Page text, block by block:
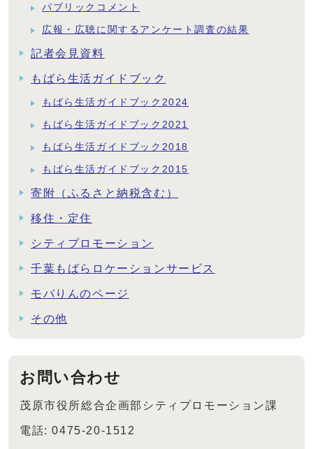
パブリックコメント
広報・広聴に関するアンケート調査の結果
記者会見資料
もばら生活ガイドブック
もばら生活ガイドブック2024
もばら生活ガイドブック2021
もばら生活ガイドブック2018
もばら生活ガイドブック2015
寄附（ふるさと納税含む）
移住・定住
シティプロモーション
千葉もばらロケーションサービス
モバりんのページ
その他
お問い合わせ
茂原市役所総合企画部シティプロモーション課
電話: 0475-20-1512